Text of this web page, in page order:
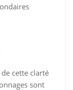
cette clarté
sont